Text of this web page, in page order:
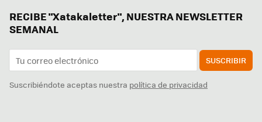
RECIBE "Xatakaletter", NUESTRA NEWSLETTER
SEMANAL
SUSCRIBIR
Suscribiéndote aceptas nuestra política de privacidad